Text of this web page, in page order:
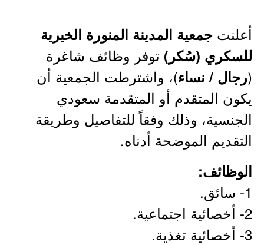
أعلنت جمعية المدينة المنورة الخيرية
للسكري (سُكر) توفر وظائف شاغرة
(رجال / نساء)، واشترطت الجمعية أن
يكون المتقدم أو المتقدمة سعودي
الجنسية، وذلك وفقاً للتفاصيل وطريقة
التقديم الموضحة أدناه.
الوظائف:
1- سائق.
2- أخصائية اجتماعية.
3- أخصائية تغذية.